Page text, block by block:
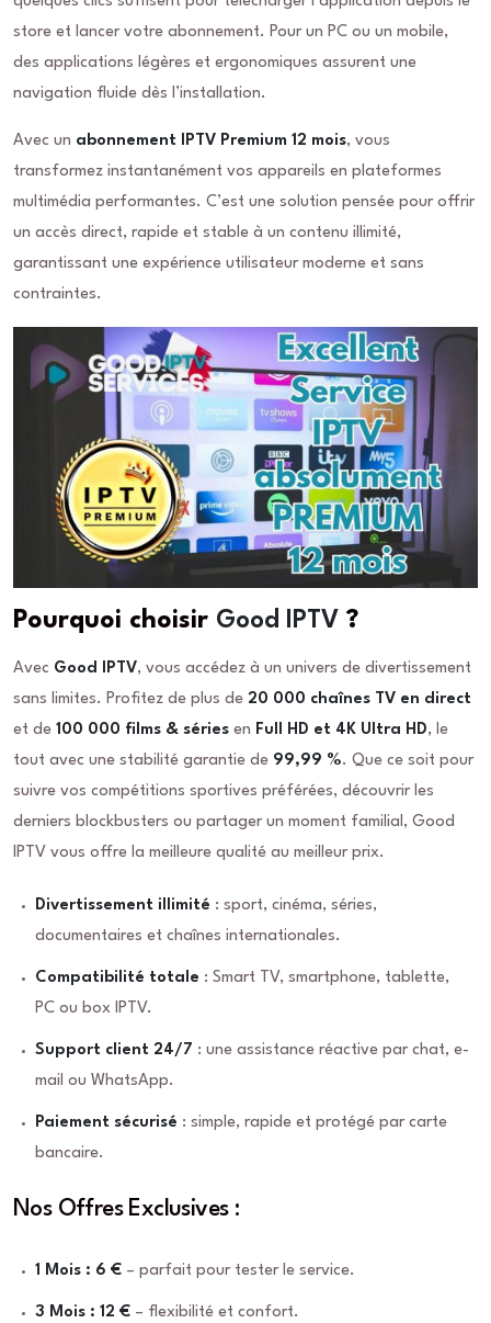
store et lancer votre abonnement. Pour un PC ou un mobile,
des applications légères et ergonomiques assurent une
navigation fluide dès l’installation.
Avec un abonnement IPTV Premium 12 mois, vous
transformez instantanément vos appareils en plateformes
multimédia performantes. C’est une solution pensée pour offrir
un accès direct, rapide et stable à un contenu illimité,
garantissant une expérience utilisateur moderne et sans
contraintes.
Pourquoi choisir Good IPTV ?
Avec Good IPTV, vous accédez à un univers de divertissement
sans limites. Profitez de plus de 20 000 chaînes TV en direct
et de 100 000 films & séries en Full HD et 4K Ultra HD, le
tout avec une stabilité garantie de 99,99 %. Que ce soit pour
suivre vos compétitions sportives préférées, découvrir les
derniers blockbusters ou partager un moment familial, Good
IPTV vous offre la meilleure qualité au meilleur prix.
Divertissement illimité : sport, cinéma, séries,
documentaires et chaînes internationales.
Compatibilité totale : Smart TV, smartphone, tablette,
PC ou box IPTV.
Support client 24/7 : une assistance réactive par chat, e-
mail ou WhatsApp.
Paiement sécurisé : simple, rapide et protégé par carte
bancaire.
Nos Offres Exclusives :
1 Mois : 6 € – parfait pour tester le service.
3 Mois : 12 € – flexibilité et confort.